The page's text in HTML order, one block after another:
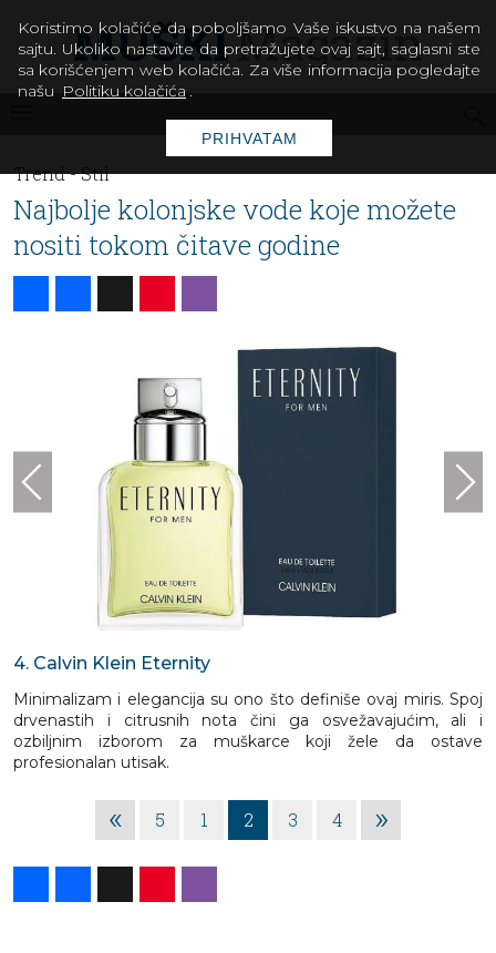
Trend -Stil
Najbolje kolonjske vode koje možete
nositi tokom čitave godine
4. Calvin Klein Eternity
Minimalizam i elegancija su ono što definiše ovaj miris. Spoj
drvenastih i citrusnih nota čini ga osvežavajućim, ali i
ozbiljnim izborom za muškarce koji žele da ostave
profesionalan utisak.
« 5 1 2 3 4 »
Koristimo kolačiće da poboljšamo Vaše iskustvo na našem
sajtu. Ukoliko nastavite da pretražujete ovaj sajt, saglasni ste
sa korišćenjem web kolačića. Za više informacija pogledajte
našu Politiku kolačića .
PRIHVATAM